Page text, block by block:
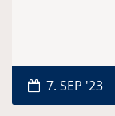
7. SEP '23